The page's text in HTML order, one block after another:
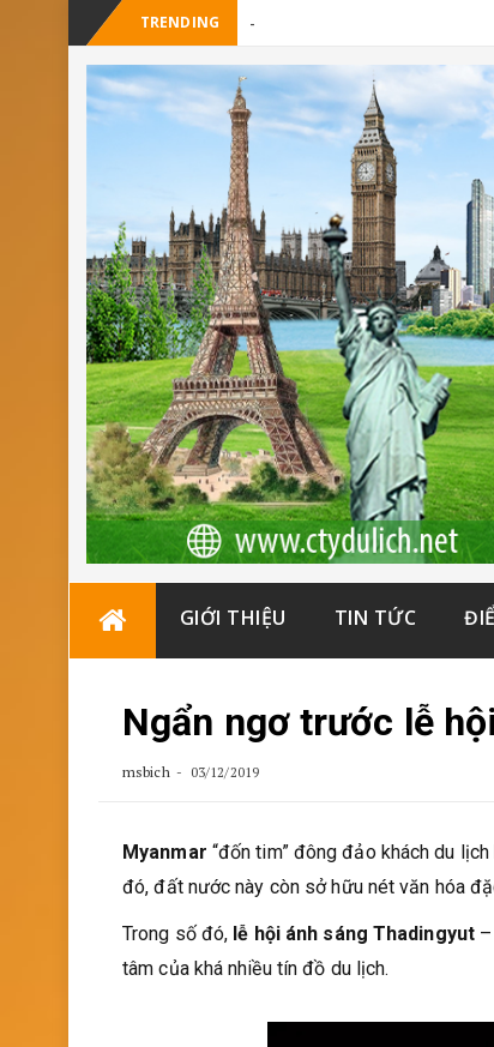
TRENDING Checkli
GIỚI THIỆU TIN TỨC
Ngẩn ngơ trước lễ
msbich 03/12/2019
Myanmar “đốn tim” đông đảo khách du
đó, đất nước này còn sở hữu nét văn hóa
Trong số đó, lễ hội ánh sáng Thadingyut–
tâm của khá nhiều tín đồ du lịch.